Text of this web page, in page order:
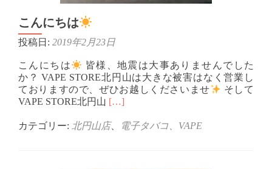
こんにちは
投稿日: 2019年2月23日
こんにちは
皆様、地震は大事ありませんでした
か？ VAPE STORE北円山は大きな被害はなく営業し
ておりますので、ぜひお越しくださいませ
そして
VAPE STORE北円山 Read
about
[…]
カテゴリー: 北円山店、 電子タバコ、VAPE